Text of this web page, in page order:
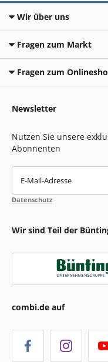
Wir über uns
Fragen zum Markt
Fragen zum
Newsletter
Nutzen Sie unsere
Abonnenten
E-Mail-Adresse
Datenschutz
Wir sind Teil der
combi.de auf